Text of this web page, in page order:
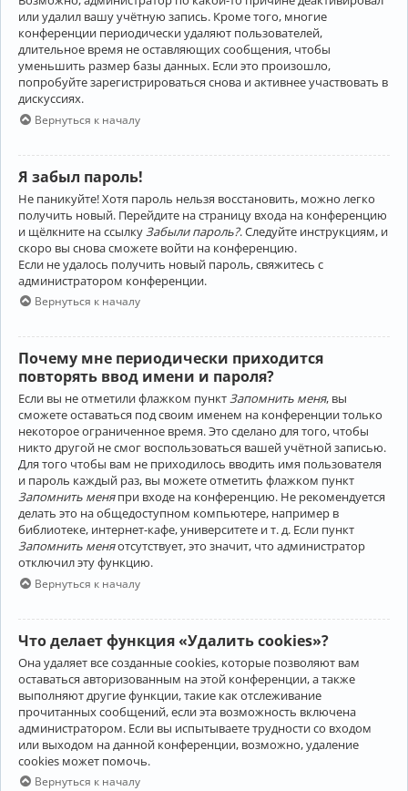
или удалил вашу учётную запись. Кроме того, многие
конференции периодически удаляют пользователей,
длительное время не оставляющих сообщения, чтобы
уменьшить размер базы данных. Если это произошло,
попробуйте зарегистрироваться снова и активнее участвовать в
дискуссиях.
Вернуться к началу
Я забыл пароль!
Не паникуйте! Хотя пароль нельзя восстановить, можно легко
получить новый. Перейдите на страницу входа на конференцию
и щёлкните на ссылку Забыли пароль?. Следуйте инструкциям, и
скоро вы снова сможете войти на конференцию.
Если не удалось получить новый пароль, свяжитесь с
администратором конференции.
Вернуться к началу
Почему мне периодически приходится
повторять ввод имени и пароля?
Если вы не отметили флажком пунктЗапомнить меня, вы
сможете оставаться под своим именем на конференции только
некоторое ограниченное время. Это сделано для того, чтобы
никто другой не смог воспользоваться вашей учётной записью.
Для того чтобы вам не приходилось вводить имя пользователя
и пароль каждый раз, вы можете отметить флажком пункт
Запомнить меняпри входе на конференцию. Не рекомендуется
делать это на общедоступном компьютере, например в
библиотеке, интернет-кафе, университете и т. д. Если пункт
Запомнить меняотсутствует, это значит, что администратор
отключил эту функцию.
Вернуться к началу
Что делает функция «Удалить cookies»?
Она удаляет все созданные cookies, которые позволяют вам
оставаться авторизованным на этой конференции, а также
выполняют другие функции, такие как отслеживание
прочитанных сообщений, если эта возможность включена
администратором. Если вы испытываете трудности со входом
или выходом на данной конференции, возможно, удаление
cookies может помочь.
Вернуться к началу